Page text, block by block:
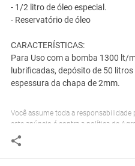
- 1/2 litro de óleo especial.
- Reservatório de óleo
CARACTERÍSTICAS:
Para Uso com a bomba 1300 lt/
lubrificadas, depósito de 50
espessura da chapa de 2mm.
Você assume toda a responsabilidade
este anúncio é contra a política de